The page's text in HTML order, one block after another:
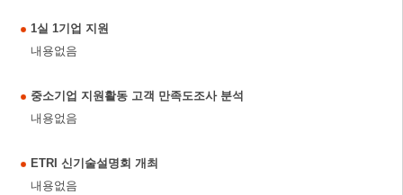
1실 1기업 지원
내용없음
중소기업 지원활동 고객 만족도조사 분석
내용없음
ETRI 신기술설명회 개최
내용없음